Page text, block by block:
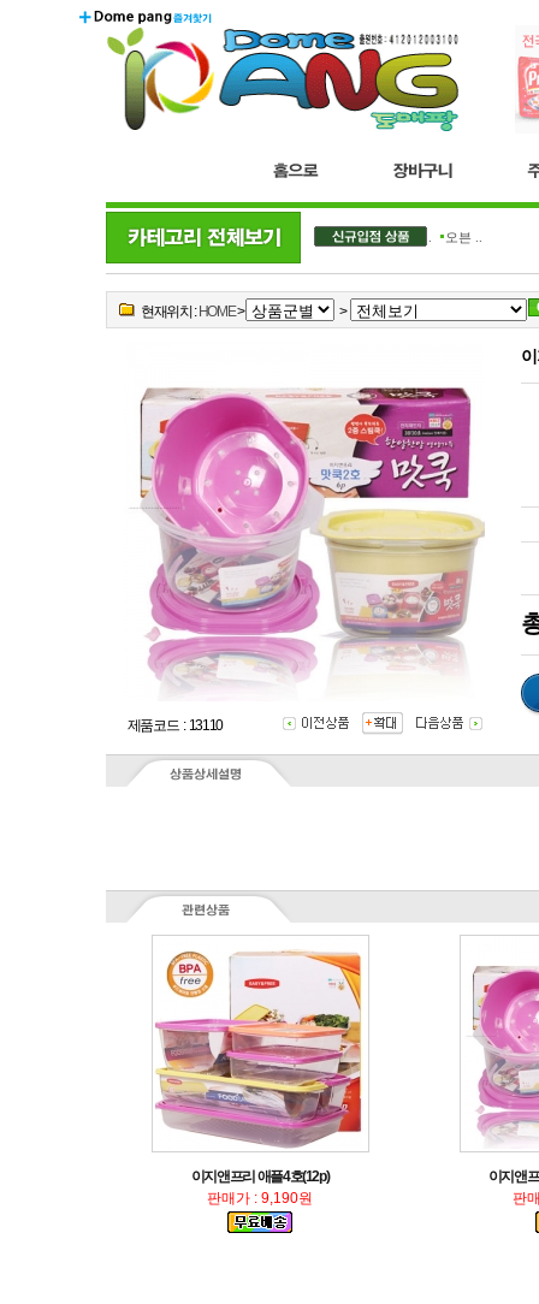
더블.. 오븐 ..
현재위치 : HOME> >
제품코드 : 13110
이지앤프리 애플4호(12p)
판매가 : 9,190원
이지앤
판